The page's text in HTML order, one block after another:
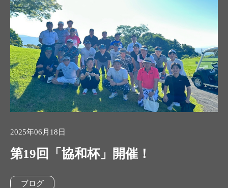
2025年06月18日
第19回「協和杯」開催！
ブログ